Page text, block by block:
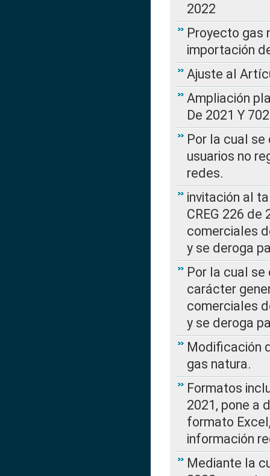
2022
Proyecto gas
importación
Ajuste al
Ampliación
De 2021 Y
Por la cual
usuarios no
redes.
invitación al
CREG 226
comerciales
y se deroga
Por la cual
carácter
comerciales
y se deroga
Modificación
gas natura.
Formatos
2021, pone a
formato
información
Mediante la